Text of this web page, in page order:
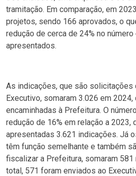
tramitação. Em comparação, em
projetos, sendo 166 aprovados, o
redução de cerca de 24% no
apresentados.
As indicações, que são solicitações
Executivo, somaram 3.026 em
encaminhadas à Prefeitura. O
redução de 16% em relação a 2023,
apresentadas 3.621 indicações. Já
têm função semelhante e também
fiscalizar a Prefeitura, somaram
total, 571 foram enviados ao